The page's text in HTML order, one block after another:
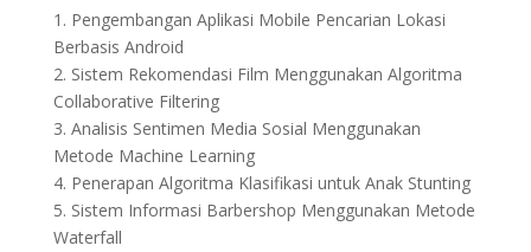
1. Pengembangan Aplikasi Mobile Pencarian Lokasi
Berbasis Android
2. Sistem Rekomendasi Film Menggunakan Algoritma
Collaborative Filtering
3. Analisis Sentimen Media Sosial Menggunakan
Metode Machine Learning
4. Penerapan Algoritma Klasifikasi untuk Anak Stunting
5. Sistem Informasi Barbershop Menggunakan Metode
Waterfall